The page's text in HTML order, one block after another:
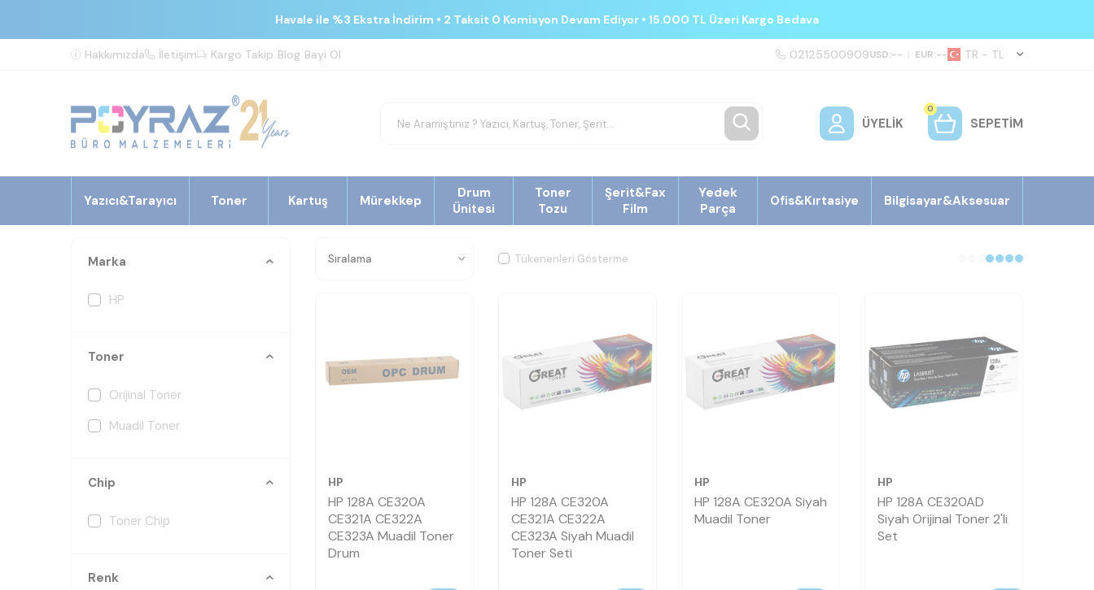
Havale ile %3 Ekstra İndirim • 2 Taksit 0 Komisyon Devam Ediyor • 15.000 TL Üzeri Kargo Bedava
Hakkımızda İletişim Kargo Takip Blog Bayi Ol 02125500909USD:-- | EUR:-- TR − TL
ÜYELIK
0
SEPETIM
Yazıcı&Tarayıcı Toner Kartuş Mürekkep
Drum
Ünitesi
Toner
Tozu
Şerit&Fax
Film
Yedek
Parça
Ofis&Kırtasiye Bilgisayar&Aksesuar
Marka
HP
Toner
Orijinal Toner
Muadil Toner
Chip
Toner Chip
Renk
Tükenenleri Gösterme
HP
HP 128A CE320A
CE321A CE322A
CE323A Muadil Toner
Drum
HP
HP 128A CE320A
CE321A CE322A
CE323A Siyah Muadil
Toner Seti
HP
HP 128A CE320A Siyah
Muadil Toner
HP
HP 128A CE320AD
Siyah Orijinal Toner 2'li
Set